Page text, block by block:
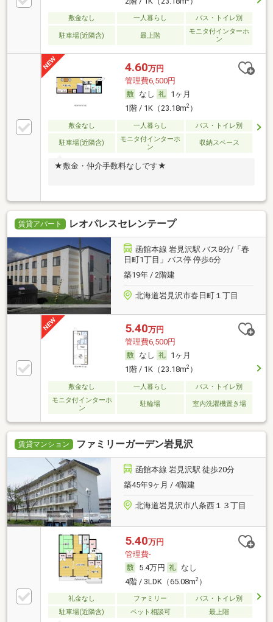
敷金なし 一人暮らし バス・トイレ別
駐車場(近隣含) 最上階
モニタ付インターホ
ン
4.60万円
管理費6,500円
なし
1ヶ月
1階 / 1K（23.18m2）
敷金なし 一人暮らし バス・トイレ別
駐車場(近隣含)
モニタ付インターホ
ン
収納スペース
★敷金・仲介手数料なしです★
賃貸アパート レオパレスセレンテープ
函館本線 岩見沢駅 バス8分/「春
日町1丁目」バス停 停歩6分
築19年 / 2階建
北海道岩見沢市春日町１丁目
5.40万円
管理費6,500円
なし
1ヶ月
1階 / 1K（23.18m2）
敷金なし 一人暮らし
バス・トイレ別
モニタ付インターホ
ン
駐輪場 室内洗濯機置き場
賃貸マンション ファミリーガーデン岩見沢
函館本線 岩見沢駅 徒歩20分
築45年9ヶ月 / 4階建
北海道岩見沢市八条西１３丁目
5.40万円
管理費-
5.4万円
なし
4階 / 3LDK（65.08m2）
礼金なし ファミリー
バス・トイレ別
駐車場(近隣含)
ペット相談可 最上階